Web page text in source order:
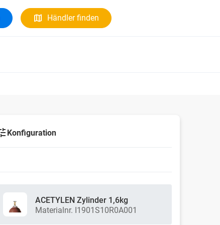
Händler finden
Konfiguration
ACETYLEN Zylinder 1,6kg
Materialnr. I1901S10R0A001